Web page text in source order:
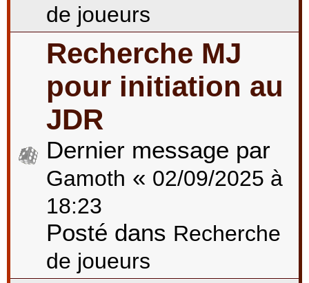
de joueurs
Recherche MJ
pour initiation au
JDR
Dernier message par
Gamoth « 02/09/2025 à
18:23
Posté dans Recherche
de joueurs